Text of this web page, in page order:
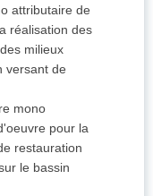
attributaire de
réalisation des
milieux
versant de
mono
pour la
restauration
le bassin